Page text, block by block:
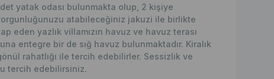
yatak odası bulunmakta olup, 2 kişiye
atabileceğiniz jakuzi ile birlikte
eden yazlık villamızın havuz ve havuz terası
entegre bir de sığ havuz bulunmaktadır. Kiralık
rahatlığı ile tercih edebilirler. Sessizlik ve
tercih edebilirsiniz.